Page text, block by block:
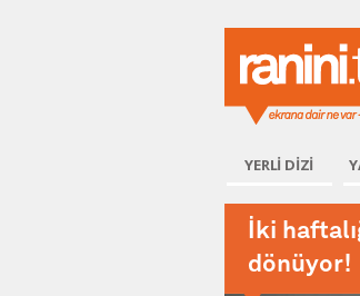
YERLİ DİZİ
İki
dönüyor!